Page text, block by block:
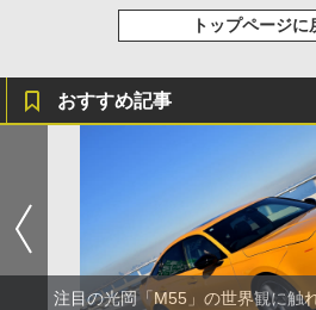
トップページに
おすすめ記事
注目の光岡「M55」の世界観に触